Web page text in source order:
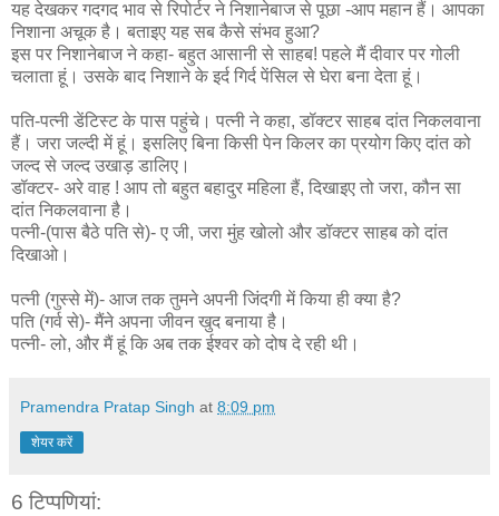
यह देखकर गदगद भाव से रिपोर्टर ने निशानेबाज से पूछा -आप महान हैं। आपका
निशाना अचूक है। बताइए यह सब कैसे संभव हुआ?
इस पर निशानेबाज ने कहा- बहुत आसानी से साहब! पहले मैं दीवार पर गोली
चलाता हूं। उसके बाद निशाने के इर्द गिर्द पेंसिल से घेरा बना देता हूं।
पति-पत्नी डेंटिस्ट के पास पहुंचे। पत्नी ने कहा, डॉक्टर साहब दांत निकलवाना
हैं। जरा जल्दी में हूं। इसलिए बिना किसी पेन किलर का प्रयोग किए दांत को
जल्द से जल्द उखाड़ डालिए।
डॉक्टर- अरे वाह ! आप तो बहुत बहादुर महिला हैं, दिखाइए तो जरा, कौन सा
दांत निकलवाना है।
पत्नी-(पास बैठे पति से)- ए जी, जरा मुंह खोलो और डॉक्टर साहब को दांत
दिखाओ।
पत्नी (गुस्से में)- आज तक तुमने अपनी जिंदगी में किया ही क्या है?
पति (गर्व से)- मैंने अपना जीवन खुद बनाया है।
पत्नी- लो, और मैं हूं कि अब तक ईश्वर को दोष दे रही थी।
Pramendra Pratap Singh at 8:09 pm
शेयर करें
6 टिप्‍पणियां: